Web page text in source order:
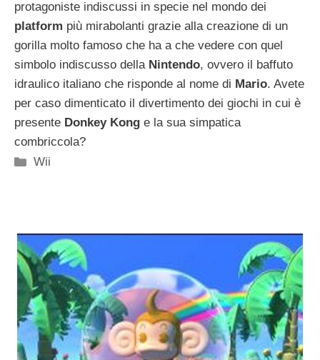
protagoniste indiscussi in specie nel mondo dei
platform più mirabolanti grazie alla creazione di un
gorilla molto famoso che ha a che vedere con quel
simbolo indiscusso della Nintendo, ovvero il baffuto
idraulico italiano che risponde al nome di Mario. Avete
per caso dimenticato il divertimento dei giochi in cui è
presente Donkey Kong e la sua simpatica
combriccola?
Categorie
Wii